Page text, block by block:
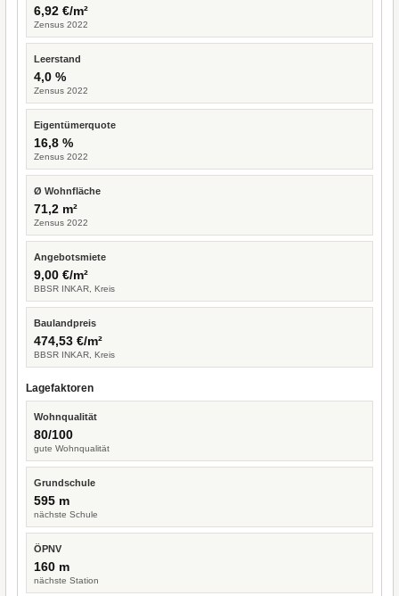
6,92 €/m²
Zensus 2022
Leerstand
4,0 %
Zensus 2022
Eigentümerquote
16,8 %
Zensus 2022
Ø Wohnfläche
71,2 m²
Zensus 2022
Angebotsmiete
9,00 €/m²
BBSR INKAR, Kreis
Baulandpreis
474,53 €/m²
BBSR INKAR, Kreis
Lagefaktoren
Wohnqualität
80/100
gute Wohnqualität
Grundschule
595 m
nächste Schule
ÖPNV
160 m
nächste Station